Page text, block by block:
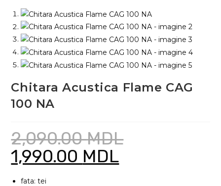
Chitara Acustica Flame CAG
100 NA
2,090.00MDL
Prețul
inițial
a
2,090.00 MDL.
1,990.00 MDLeste:
fata: tei